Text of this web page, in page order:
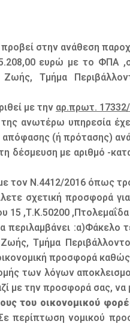
προβεί στην ανάθεση
ευρώ με το ΦΠΑ
Ζωής, Τμήμα
με την αρ.πρωτ.
ανωτέρω υπηρεσία
(ή πρότασης)
δέσμευση με αριθμό -
τον Ν.4412/2016 όπως
σχετική προσφορά
15 ,Τ.Κ.50200 ,Πτολεμαΐδα
:α)Φάκελο
Τμήμα
προσφορά
των λόγων
με την προσφορά σας,
του οικονομικού
περίπτωση νομικού